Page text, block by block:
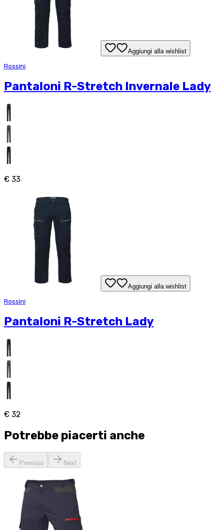
Aggiungi alla wishlist
Rossini
Pantaloni R-Stretch Invernale Lady
€ 33
Aggiungi alla wishlist
Rossini
Pantaloni R-Stretch Lady
€ 32
Potrebbe piacerti anche
Previous Next